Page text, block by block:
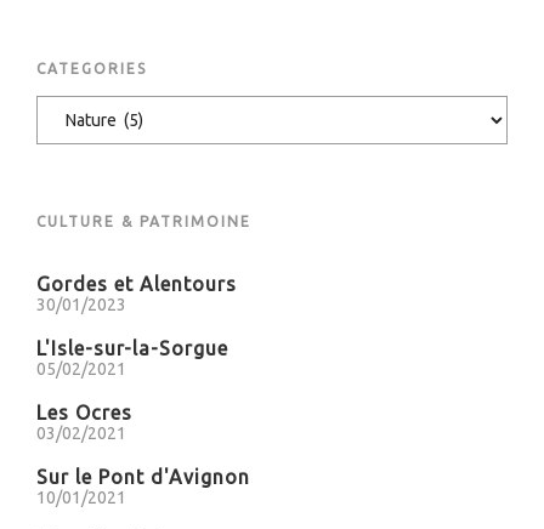
CATEGORIES
C
G
R
E
CULTURE & PATRIMOINE
Gordes et Alentours
30/01/2023
L'Isle-sur-la-Sorgue
05/02/2021
Les Ocres
03/02/2021
Sur le Pont d'Avignon
10/01/2021